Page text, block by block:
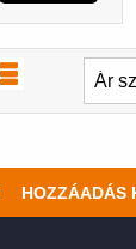
HOZZÁADÁS